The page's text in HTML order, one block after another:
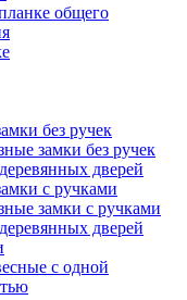
общего
без ручек
замки без ручек
дверей
с ручками
замки с ручками
дверей
с одной